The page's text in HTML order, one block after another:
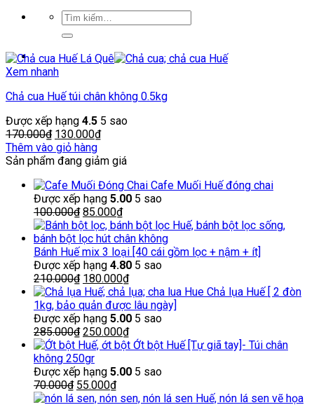
Tìm
kiếm:
Xem nhanh
Chả cua Huế túi chân không 0.5kg
Được xếp hạng 4.5 5 sao
170.000₫ Giá
gốc
là:
130.000₫Giá
tại
130.000₫.
Thêm vào giỏ hàng
Sản phẩm đang giảm giá
Cafe Muối Huế đóng chai
Được xếp hạng 5.00 5 sao
100.000₫ Giá
gốc
là:
100.000₫.
85.000₫Giá
hiện
tại
là:
85.000₫.
Bánh Huế mix 3 loại [40 cái gồm lọc + nậm + ít]
Được xếp hạng 4.80 5 sao
210.000₫ Giá
gốc
là:
210.000₫.
180.000₫Giá
hiện
tại
là:
180.000₫.
Chả lụa Huế [ 2 đòn
1kg, bảo quản được lâu ngày]
Được xếp hạng 5.00 5 sao
285.000₫ Giá
gốc
là:
285.000₫.
250.000₫Giá
hiện
là:
Ớt bột Huế [Tự giã tay]- Túi chân
không 250gr
Được xếp hạng 5.00 5 sao
70.000₫ Giá
gốc
55.000₫Giá
hiện